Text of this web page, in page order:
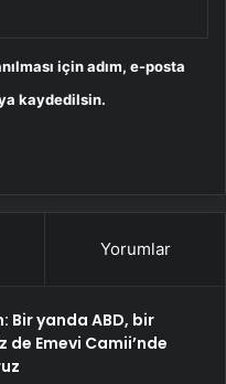
için adım, e-posta
kaydedilsin.
Yorumlar
Bir yanda ABD, bir
de Emevi Camii’nde